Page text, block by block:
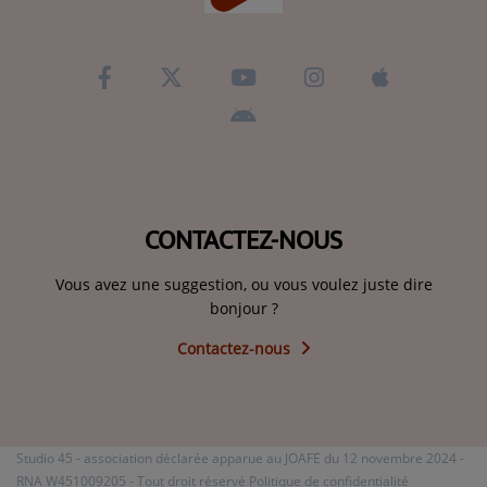
CONTACTEZ-NOUS
Vous avez une suggestion, ou vous voulez juste dire
bonjour ?
Contactez-nous
Studio 45 - association déclarée apparue au JOAFE du 12 novembre 2024 -
RNA W451009205 - Tout droit réservé Politique de confidentialité